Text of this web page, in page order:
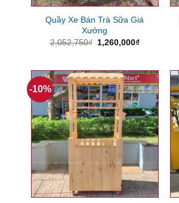
Quầy Xe Bán Trà Sữa Giá
Xưởng
2,052,750₫ Giá
1,260,000₫Giá
-10%